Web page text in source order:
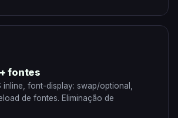
fontes
inline, font-display: swap/optional,
de fontes. Eliminação de